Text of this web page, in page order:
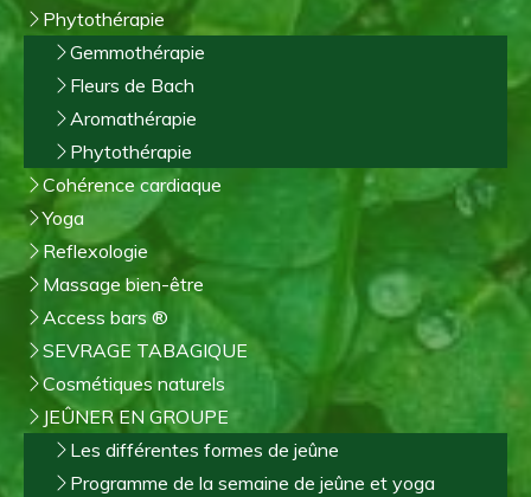
Phytothérapie
Gemmothérapie
Fleurs de Bach
Aromathérapie
Phytothérapie
Cohérence cardiaque
Yoga
Reflexologie
Massage bien-être
Access bars ®
SEVRAGE TABAGIQUE
Cosmétiques naturels
JEÛNER EN GROUPE
Les différentes formes de jeûne
Programme de la semaine de jeûne et yoga